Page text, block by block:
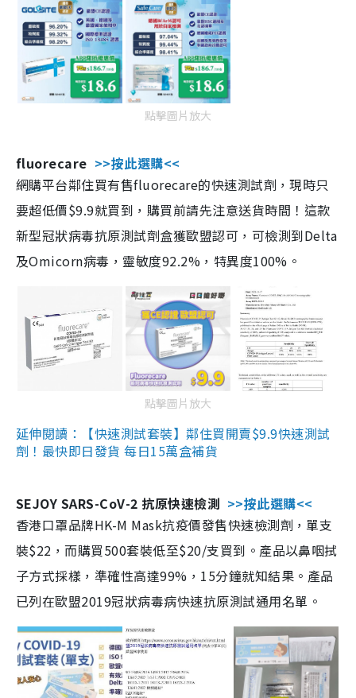
點擊圖片放大
fluorecare >>按此選購<<
網購平台鄰住買有售fluorecare的快速測試劑，現時只
要超低價$9.9就買到，購買前請先注意送貨時間！這款
新型冠狀病毒抗原測試劑盒獲歐盟認可，可檢測到Delta
及Omicorn病毒，靈敏度92.2%，特異度100%。
點擊圖片放大
延伸閱讀：【快速測試套裝】鄰住買開賣$9.9快速測試
劑！最快即日發貨 每日15萬盒補貨
SEJOY SARS-CoV-2 抗原快速檢測 >>按此選購<<
香港口罩品牌HK-M Mask抗疫價發售快速檢測劑，單支
裝$22，而購買500套裝低至$20/支買到。產品以鼻咽拭
子方式採樣，準確性高達99%，15分鐘就知結果。產品
已列在歐盟2019冠狀病毒病快速抗原測試通用名單。